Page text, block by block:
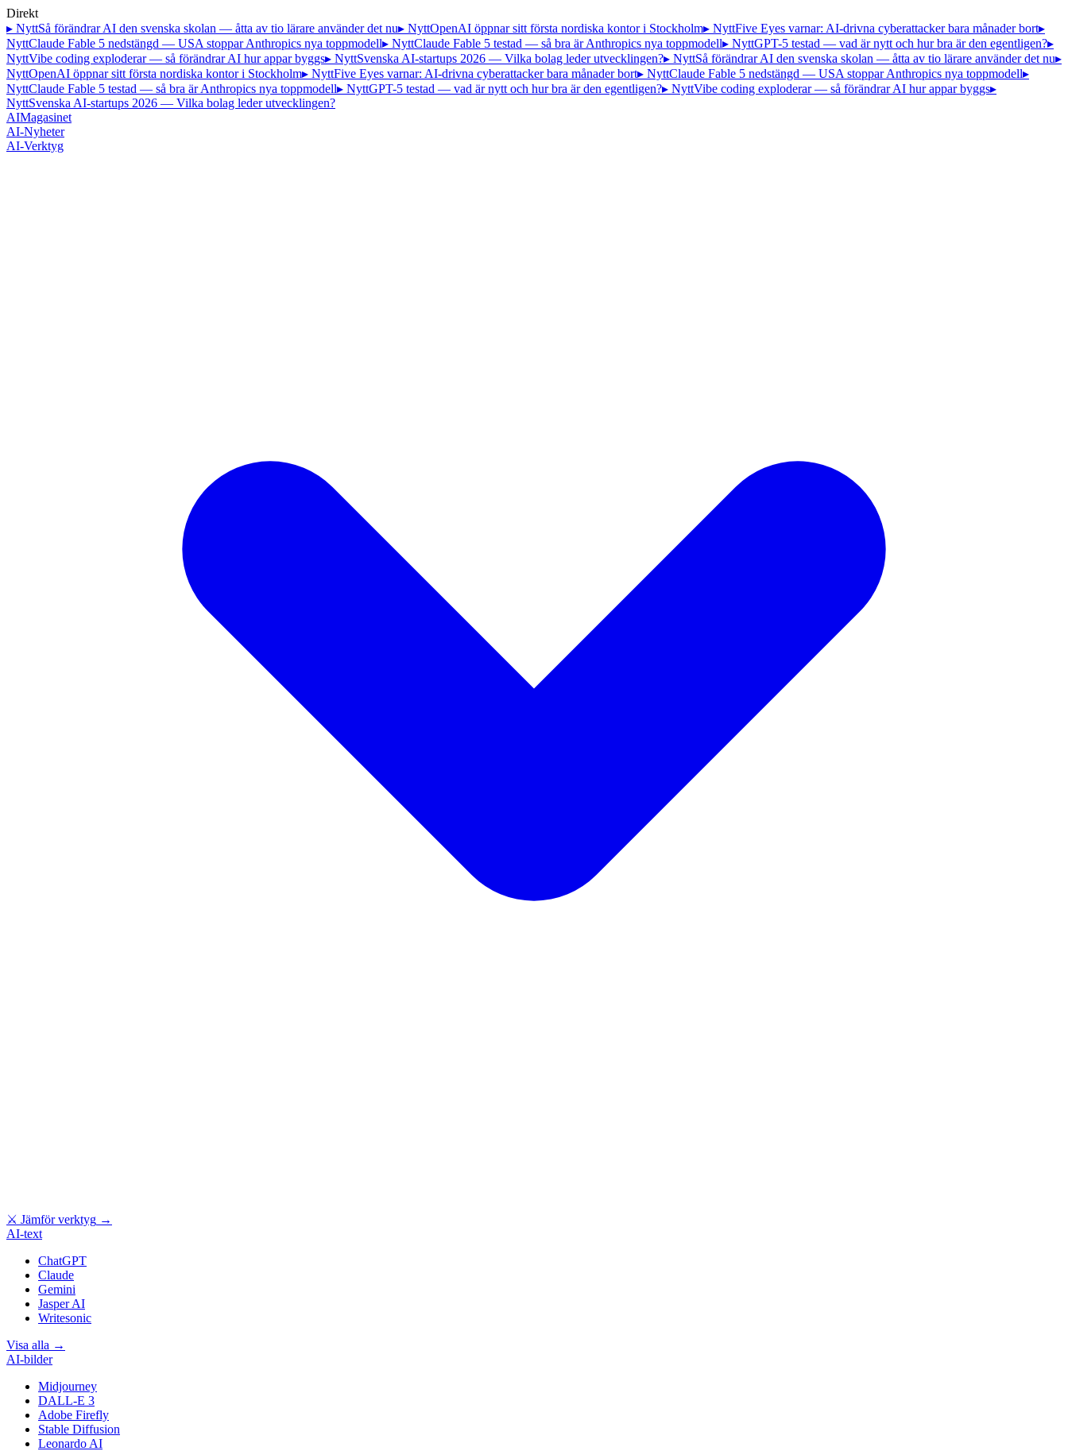
Direkt
▸ NyttSå förändrar AI den svenska skolan — åtta av tio lärare använder det nu▸ NyttOpenAI öppnar sitt första nordiska kontor i Stockholm▸ NyttFive Eyes varnar: AI-drivna cyberattacker bara månader bort▸
NyttClaude Fable 5 nedstängd — USA stoppar Anthropics nya toppmodell▸ NyttClaude Fable 5 testad — så bra är Anthropics nya toppmodell▸ NyttGPT-5 testad — vad är nytt och hur bra är den egentligen?▸
NyttVibe coding exploderar — så förändrar AI hur appar byggs▸ NyttSvenska AI-startups 2026 — Vilka bolag leder utvecklingen?▸ NyttSå förändrar AI den svenska skolan — åtta av tio lärare använder det nu▸
NyttOpenAI öppnar sitt första nordiska kontor i Stockholm▸ NyttFive Eyes varnar: AI-drivna cyberattacker bara månader bort▸ NyttClaude Fable 5 nedstängd — USA stoppar Anthropics nya toppmodell▸
NyttClaude Fable 5 testad — så bra är Anthropics nya toppmodell▸ NyttGPT-5 testad — vad är nytt och hur bra är den egentligen?▸ NyttVibe coding exploderar — så förändrar AI hur appar byggs▸
NyttSvenska AI-startups 2026 — Vilka bolag leder utvecklingen?
AIMagasinet
AI-Nyheter
AI-Verktyg
⚔ Jämför verktyg →
AI-text
ChatGPT
Claude
Gemini
Jasper AI
Writesonic
Visa alla →
AI-bilder
Midjourney
DALL-E 3
Adobe Firefly
Stable Diffusion
Leonardo AI